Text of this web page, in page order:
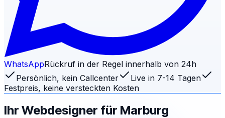
WhatsAppRückruf in der Regel innerhalb von 24h
Persönlich, kein Callcenter
Live in 7-14 Tagen
Festpreis, keine versteckten Kosten
Ihr Webdesigner für Marburg